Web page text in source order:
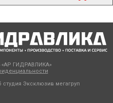
«АР ГИДРАВЛИКА»
студия Эксклюзив мегагруп